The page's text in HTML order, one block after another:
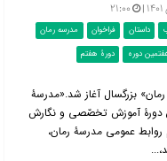
۲۱:۰۰
داستان فراخوان
مدرسه رمان
دوره دورۀ هفتم
بزرگسال آغاز شد.«مدرسۀ
دورۀ آموزش تخصّصی و نگارش
روابط عمومی مدرسۀ رمان،